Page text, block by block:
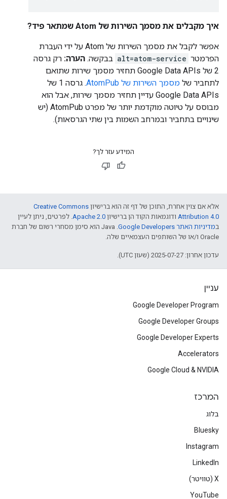
איך מקבלים את מסמך השירות של Atom שמתאר פיד?
אפשר לקבל את מסמך השירות של Atom על ידי העברת
הפרמטר alt=atom-service בבקשה. הערה: רק גרסה
2 של Google Data APIs תחזיר מסמך שירות שתואם
לתחביר של מסמך השירות של AtomPub
. גרסה 1 של
Google Data APIs עדיין תחזיר מסמך שירות, אבל הוא
מבוסס על טיוטה מוקדמת יותר של מפרט AtomPub (יש
שינויים בתחביר ובמרחב השמות בין שתי הגרסאות).
המידע עזר לך?
אלא אם צוין אחרת, התוכן של דף זה הוא ברישיון Creative Commons
Attribution 4.0 ודוגמאות הקוד הן ברישיון Apache 2.0. לפרטים, ניתן לעיין
במדיניות האתר Google Developers‏
.‏ Java הוא סימן מסחרי רשום של חברת
Oracle ו/או של השותפים העצמאיים שלה.
עדכון אחרון: 2025-07-27 (שעון UTC).
עניין
Google Developer Program
Google Developer Groups
Google Developer Experts
Accelerators
Google Cloud & NVIDIA
המרכז
בלוג
Bluesky
Instagram
LinkedIn
‫X (טוויטר)
YouTube